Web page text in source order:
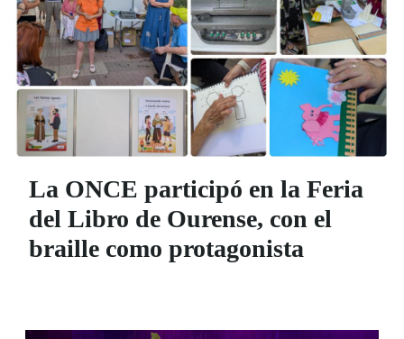
La ONCE participó en la Feria
del Libro de Ourense, con el
braille como protagonista